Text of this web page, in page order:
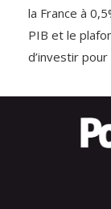
la France à
PIB et le
d’investir pour